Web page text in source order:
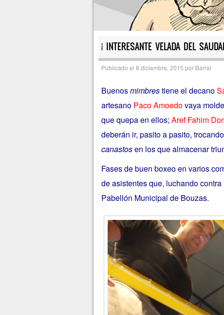
¡ INTERESANTE VELADA DEL
Publicado el 8 diciembre, 2015 por Barral
Buenosmimbrestiene el decano
artesano Paco Amoedovaya
que quepa en ellos; Aref Fahim
deberán ir, pasito a pasito,
canastosen los que almacenar
Fases de buen boxeo en varios
de asistentes que, luchando
Pabellón Municipal de Bouzas.